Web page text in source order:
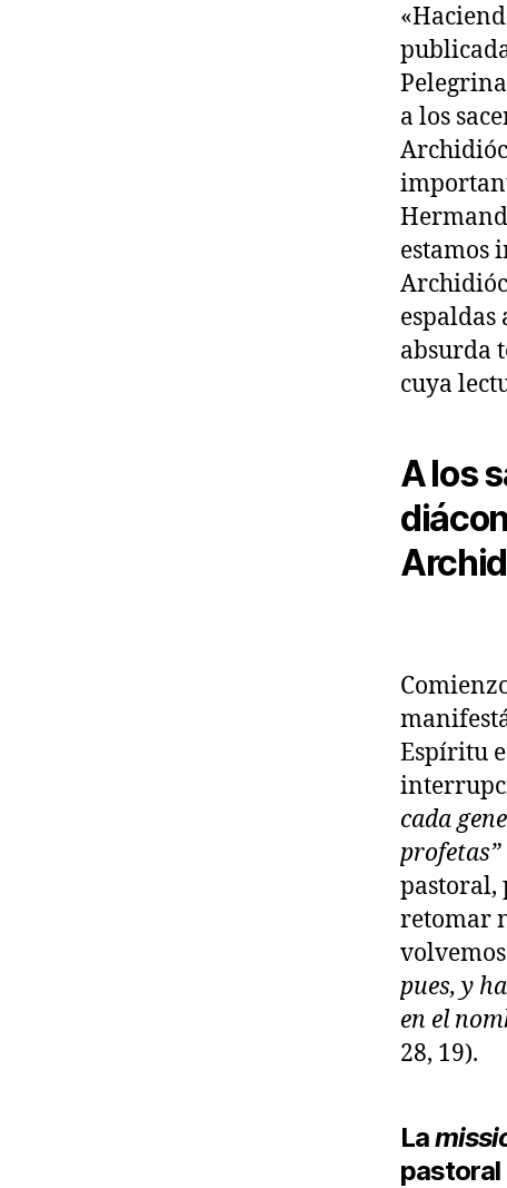
a los
estamos
espaldas
absurda
cuya
A los
Espíritu
cada
profetas”
pastoral,
retomar
pues, y
en el
28, 19).
La
pastoral